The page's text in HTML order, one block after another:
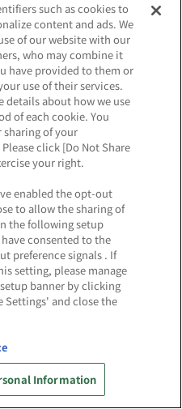
新の在庫状況を保障する
のため、品切れする場合
次第、当ページにてお知
なる場合がございます。
行っておりません。
ている営業時間内であっ
場合がございます。
庫は別の催事でも展開す
覧を表示
such as cookies to
content and ads. We
of our website with our
who may combine it
have provided to them or
use of their services.
details about how we use
of each cookie. You
of your
click [Do Not Share
your right.
enabled the opt-out
to allow the sharing of
the following setup
consented to the
preference signals . If
setting, please manage
banner by clicking
Settings' and close the
Information